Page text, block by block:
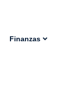
Finanzas